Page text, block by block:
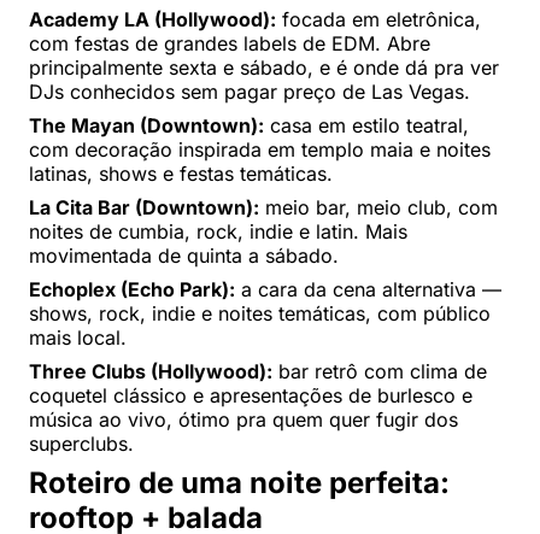
Academy LA (Hollywood): focada em eletrônica,
com festas de grandes labels de EDM. Abre
principalmente sexta e sábado, e é onde dá pra ver
DJs conhecidos sem pagar preço de Las Vegas.
The Mayan (Downtown): casa em estilo teatral,
com decoração inspirada em templo maia e noites
latinas, shows e festas temáticas.
La Cita Bar (Downtown): meio bar, meio club, com
noites de cumbia, rock, indie e latin. Mais
movimentada de quinta a sábado.
Echoplex (Echo Park): a cara da cena alternativa —
shows, rock, indie e noites temáticas, com público
mais local.
Three Clubs (Hollywood): bar retrô com clima de
coquetel clássico e apresentações de burlesco e
música ao vivo, ótimo pra quem quer fugir dos
superclubs.
Roteiro de uma noite perfeita:
rooftop + balada